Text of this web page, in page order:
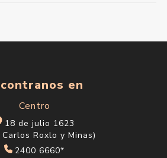
en
Centro
18 de julio 1623
Roxlo y Minas)
2400 6660*